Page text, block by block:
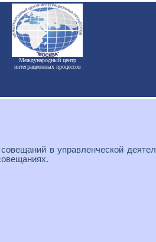
Международный центр
интеграционных процессов
в управленческой